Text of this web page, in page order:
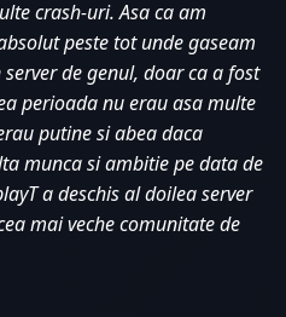
crash-uri. Asa ca am
peste tot unde gaseam
de genul, doar ca a fost
perioada nu erau asa multe
putine si abea daca
munca si ambitie pe data de
a deschis al doilea server
mai veche comunitate de